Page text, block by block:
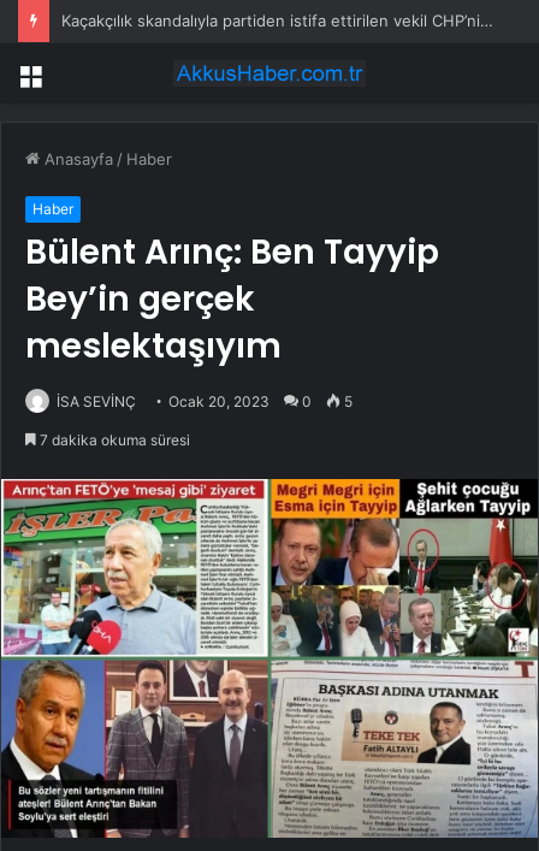
Canik’te Yatırımlar Hız Kesmiyor: 20 Bin Hane Fiber İnternete Kavuşuyor
Menü
Anasayfa / Haber
Haber
Bülent Arınç: Ben Tayyip
Bey’in gerçek
meslektaşıyım
İSA SEVİNÇ Ocak 20, 2023 0 5
7 dakika okuma süresi